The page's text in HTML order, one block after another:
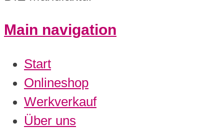
Main navigation
Start
Onlineshop
Werkverkauf
Über uns